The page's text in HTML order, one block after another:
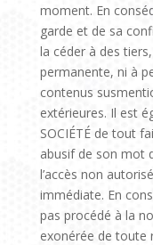
moment. En
garde et de sa
la céder à des
permanente, ni à
contenus
extérieures. Il est
SOCIÉTÉ de tout
abusif de son mot
l’accès non
immédiate. En
pas procédé à la
exonérée de toute